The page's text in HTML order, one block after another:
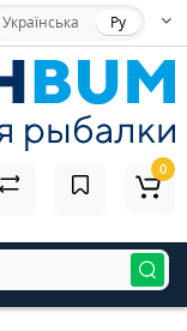
Українська Ру
0